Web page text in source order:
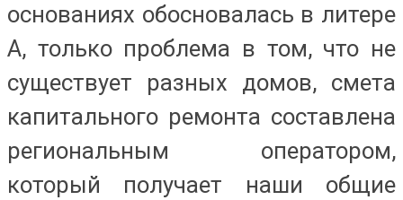
основаниях обосновалась в литере
А, только проблема в том, что не
существует разных домов, смета
капитального ремонта составлена
региональным оператором,
который получает наши общие